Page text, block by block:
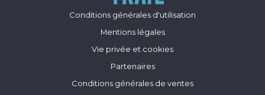
Conditions générales d'utilisation
Mentions légales
Vie privée et cookies
Partenaires
Conditions générales de ventes